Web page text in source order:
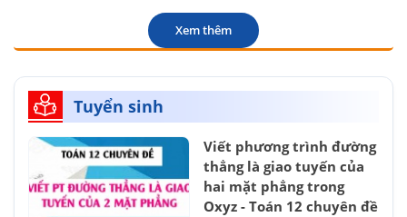
Xem thêm
Tuyển sinh
Viết phương trình đường
thẳng là giao tuyến của
hai mặt phẳng trong
Oxyz - Toán 12 chuyên đề